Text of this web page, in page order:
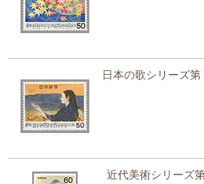
日本の歌シリーズ第
近代美術シリーズ